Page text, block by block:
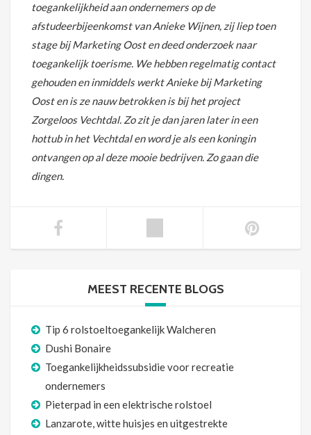
toegankelijkheid aan ondernemers op de
afstudeerbijeenkomst van Anieke Wijnen, zij liep toen
stage bij Marketing Oost en deed onderzoek naar
toegankelijk toerisme. We hebben regelmatig contact
gehouden en inmiddels werkt Anieke bij Marketing
Oost en is ze nauw betrokken is bij het project
Zorgeloos Vechtdal. Zo zit je dan jaren later in een
hottub in het Vechtdal en word je als een koningin
ontvangen op al deze mooie bedrijven. Zo gaan die
dingen.
MEEST RECENTE BLOGS
Tip 6 rolstoeltoegankelijk Walcheren
Dushi Bonaire
Toegankelijkheidssubsidie voor recreatie
ondernemers
Pieterpad in een elektrische rolstoel
Lanzarote, witte huisjes en uitgestrekte